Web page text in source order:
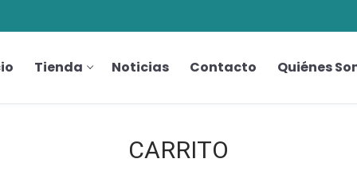
Tienda Noticias Contacto Quiénes
CARRITO